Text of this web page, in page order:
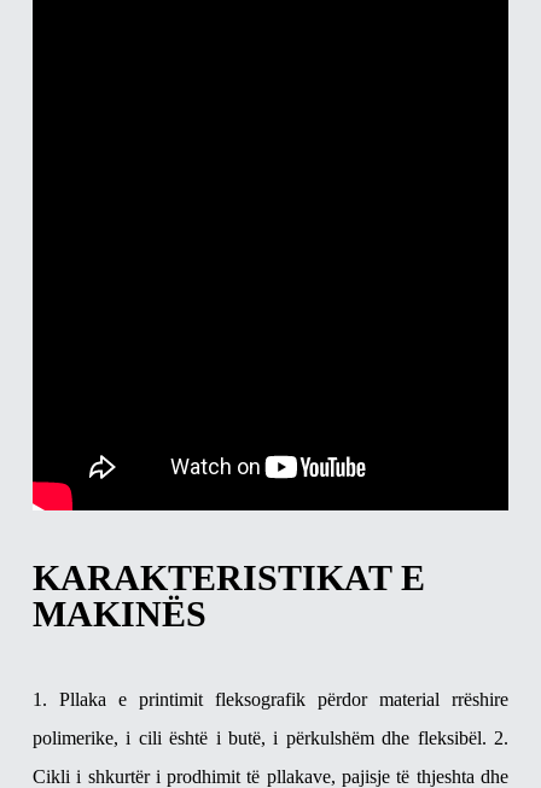
KARAKTERISTIKAT E
MAKINËS
1. Pllaka e printimit fleksografik përdor material rrëshire
polimerike, i cili është i butë, i përkulshëm dhe fleksibël. 2.
Cikli i shkurtër i prodhimit të pllakave, pajisje të thjeshta dhe